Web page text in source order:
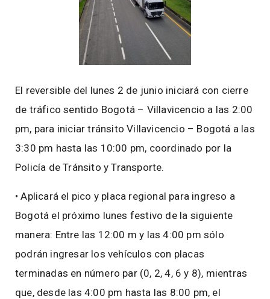
El reversible del lunes 2 de junio iniciará con cierre
de tráfico sentido Bogotá – Villavicencio a las 2:00
pm, para iniciar tránsito Villavicencio – Bogotá a las
3:30 pm hasta las 10:00 pm, coordinado por la
Policía de Tránsito y Transporte.
• Aplicará el pico y placa regional para ingreso a
Bogotá el próximo lunes festivo de la siguiente
manera: Entre las 12:00 m y las 4:00 pm sólo
podrán ingresar los vehículos con placas
terminadas en número par (0, 2, 4, 6 y 8), mientras
que, desde las 4:00 pm hasta las 8:00 pm, el